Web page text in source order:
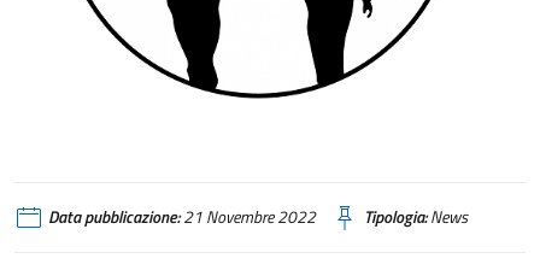
Data pubblicazione:21 Novembre 2022 Tipologia:News